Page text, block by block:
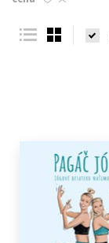
Young adult (SK)